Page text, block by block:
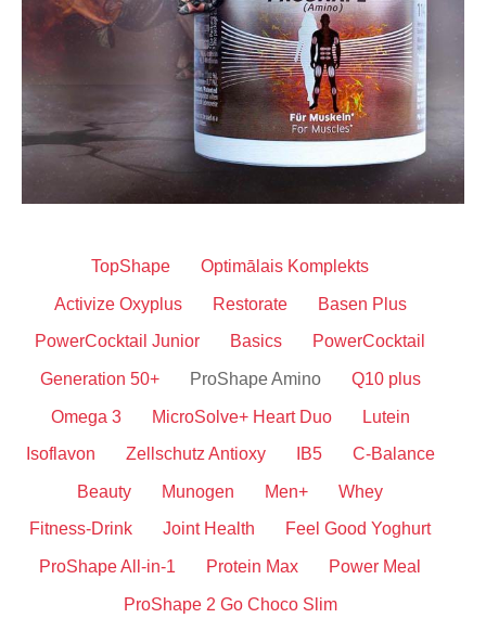
TopShape Optimālais Komplekts
Activize Oxyplus Restorate Basen Plus
PowerCocktail Junior Basics PowerCocktail
Generation 50+ ProShape Amino Q10 plus
Omega 3 MicroSolve+ Heart Duo Lutein
Isoflavon Zellschutz Antioxy IB5 C-Balance
Beauty Munogen Men+ Whey
Fitness-Drink Joint Health Feel Good Yoghurt
ProShape All-in-1 Protein Max Power Meal
ProShape 2 Go Choco Slim